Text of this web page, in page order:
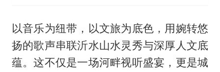
以音乐为纽带，以文旅为底色，用婉转悠
扬的歌声串联沂水山水灵秀与深厚人文底
蕴。这不仅是一场河畔视听盛宴，更是城